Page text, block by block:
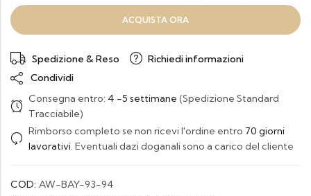
ACQUISTA ORA
Spedizione & Reso
Richiedi informazioni
Condividi
Consegna entro: 4 -5 settimane (Spedizione Standard
Tracciabile)
Rimborso completo se non ricevi l'ordine entro 70 giorni
lavorativi. Eventuali dazi doganali sono a carico del cliente
COD: AW-BAY-93-94